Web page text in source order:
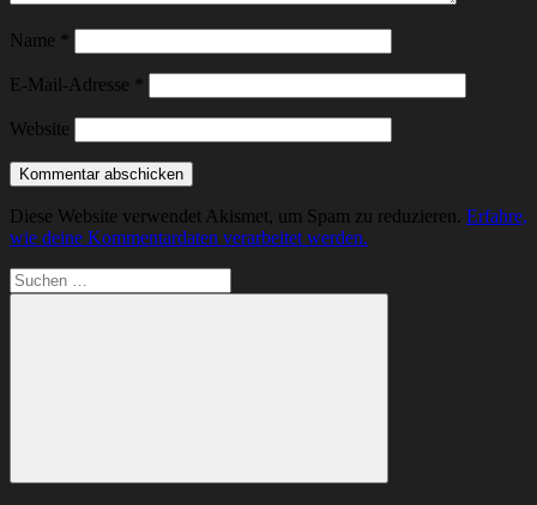
Name *
E-Mail-Adresse *
Website
Diese Website verwendet Akismet, um Spam zu reduzieren. Erfahre,
wie deine Kommentardaten verarbeitet werden.
Suchen
nach:
Suchen